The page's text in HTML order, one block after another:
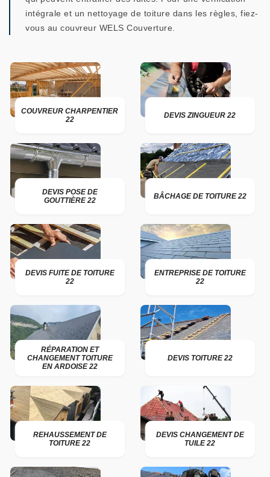
intégrale et un nettoyage de toiture dans les règles, fiez-
vous au couvreur WELS Couverture.
COUVREUR CHARPENTIER
22
DEVIS ZINGUEUR 22
DEVIS POSE DE
GOUTTIÈRE 22
BÂCHAGE DE TOITURE 22
DEVIS FUITE DE TOITURE
22
ENTREPRISE DE TOITURE
22
RÉPARATION ET
CHANGEMENT TOITURE
EN ARDOISE 22
DEVIS TOITURE 22
REHAUSSEMENT DE
TOITURE 22
DEVIS CHANGEMENT DE
TUILE 22